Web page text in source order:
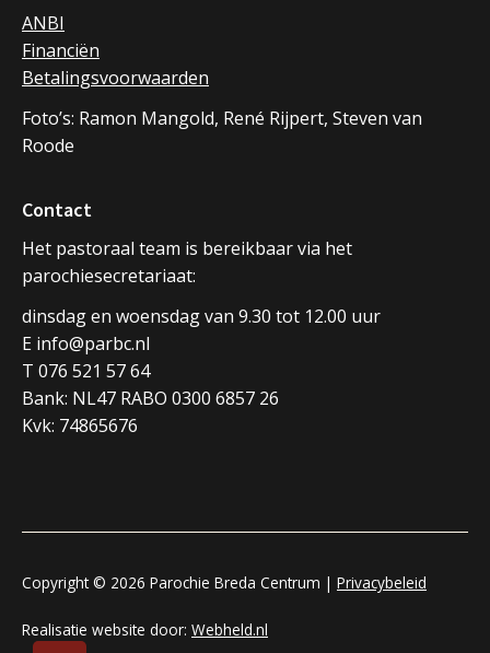
ANBI
Financiën
Betalingsvoorwaarden
Foto’s: Ramon Mangold, René Rijpert, Steven van
Roode
Contact
Het pastoraal team is bereikbaar via het
parochiesecretariaat:
dinsdag en woensdag van 9.30 tot 12.00 uur
E info@parbc.nl
T 076 521 57 64
Bank: NL47 RABO 0300 6857 26
Kvk: 74865676
Copyright © 2026 Parochie Breda Centrum | Privacybeleid
Realisatie website door: Webheld.nl